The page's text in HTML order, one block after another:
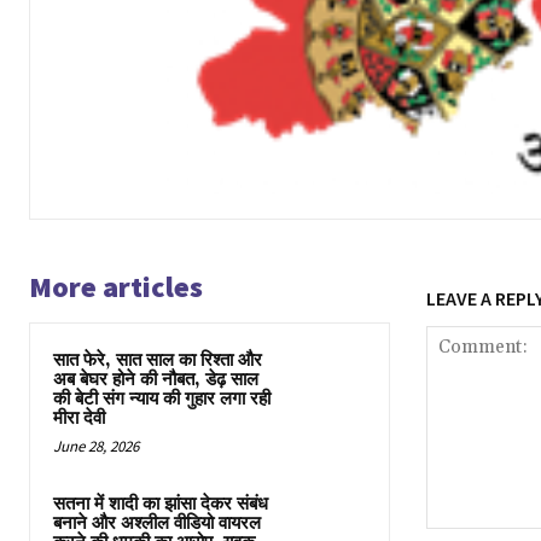
More articles
सात फेरे, सात साल का रिश्ता और
अब बेघर होने की नौबत, डेढ़ साल
की बेटी संग न्याय की गुहार लगा रही
मीरा देवी
June 28, 2026
सतना में शादी का झांसा देकर संबंध
बनाने और अश्लील वीडियो वायरल
LEAVE A